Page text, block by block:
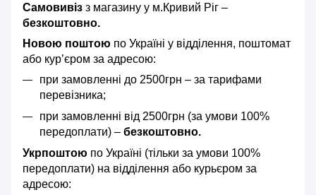
Самовивіз з магазину у м.Кривий Ріг –
безкоштовно.
Новою поштою по Україні у відділення, поштомат
або кур’єром за адресою:
при замовленні до 2500грн – за тарифами
перевізника;
при замовленні від 2500грн (за умови 100%
передоплати) – безкоштовно.
Укрпоштою по Україні (тільки за умови 100%
передоплати) на відділення або курьєром за
адресою: